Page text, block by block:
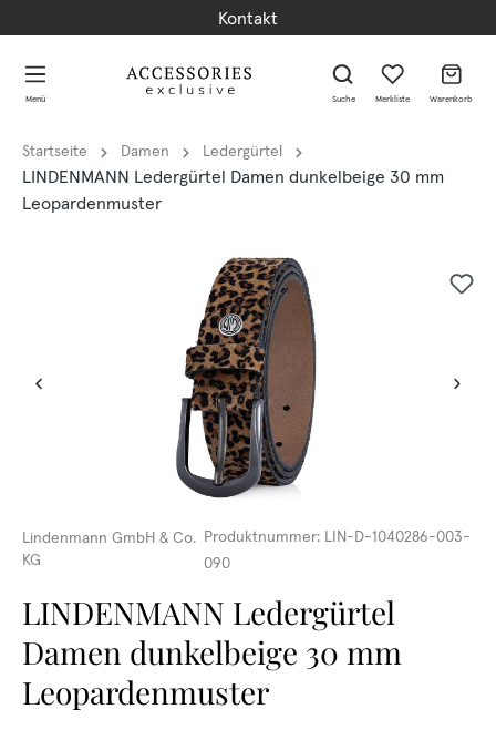
Kontakt
Menü Suche Merkliste Warenkorb
Startseite Damen Ledergürtel
LINDENMANN Ledergürtel Damen dunkelbeige 30 mm
Leopardenmuster
Lindenmann GmbH & Co.
KG
Produktnummer: LIN-D-1040286-003-
090
LINDENMANN Ledergürtel
Damen dunkelbeige 30 mm
Leopardenmuster